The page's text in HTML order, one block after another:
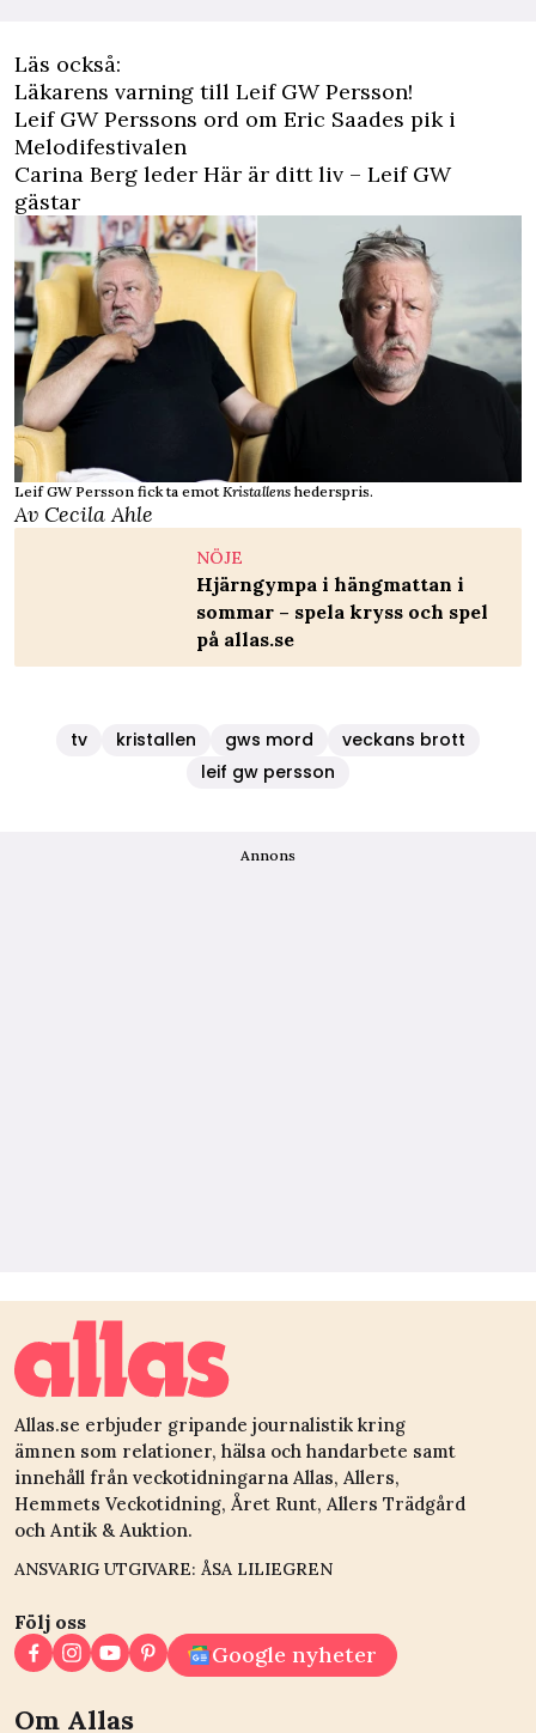
Läs också:
Läkarens varning till Leif GW Persson!
Leif GW Perssons ord om Eric Saades pik i
Melodifestivalen
Carina Berg leder Här är ditt liv – Leif GW
gästar
Leif GW Persson fick ta emot Kristallens hederspris.
Av Cecila Ahle
NÖJE
Hjärngympa i hängmattan i
sommar – spela kryss och spel
på allas.se
tv kristallen gws mord
veckans brott
leif gw persson
Annons
Allas.se erbjuder gripande journalistik kring
ämnen som relationer, hälsa och handarbete samt
innehåll från veckotidningarna Allas, Allers,
Hemmets Veckotidning, Året Runt, Allers Trädgård
och Antik & Auktion.
ANSVARIG UTGIVARE: ÅSA LILIEGREN
Följ oss
Google nyheter
Om Allas